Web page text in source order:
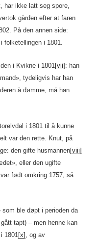
har ikke latt seg spore,
gården efter at faren
På den annen side:
folketellingen i 1801.
i Kvikne i 1801[vii] : han
tydeligvis har han
å dømme, må han
i 1801 til å kunne
var den rette. Knut, på
den gifte husmannen[viii]
eller den ugifte
født omkring 1757, så
ble døpt i perioden da
tapt) – men henne kan
1801[x] , og av